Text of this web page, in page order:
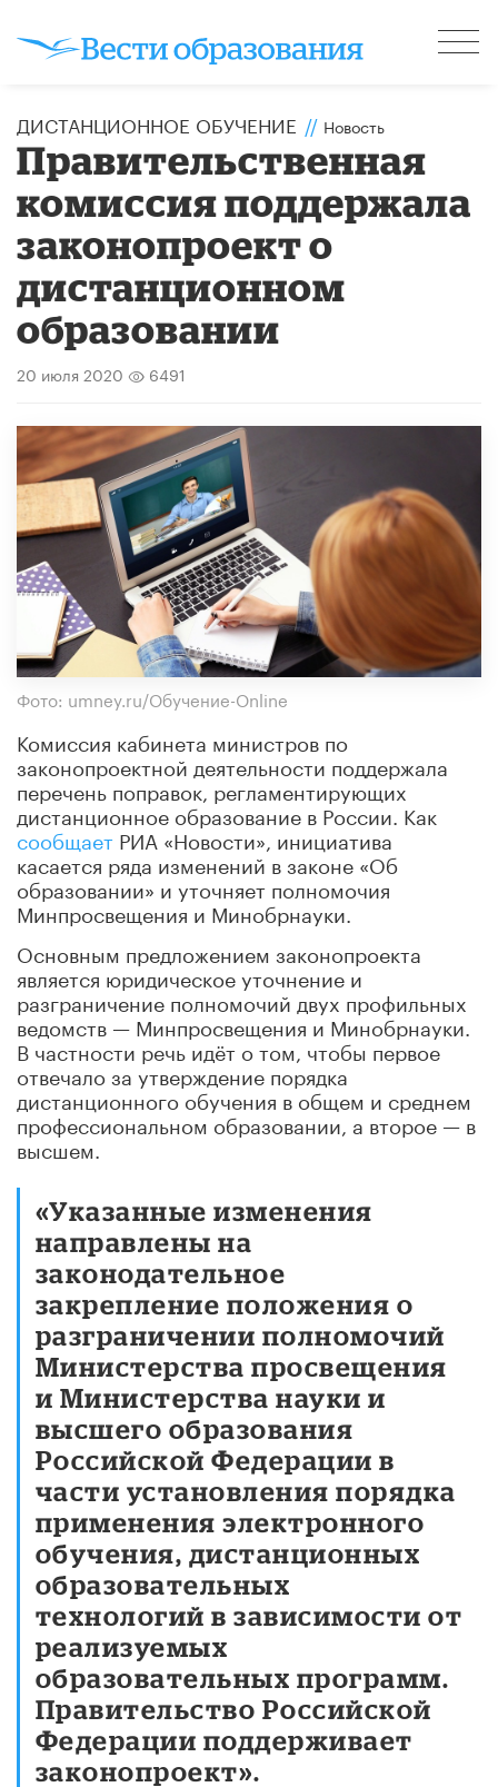
ДИСТАНЦИОННОЕ ОБУЧЕНИЕ // Новость
Правительственная
комиссия поддержала
законопроект о
дистанционном
образовании
20 июля 2020 6491
Фото: umney.ru/Обучение-Online
Комиссия кабинета министров по
законопроектной деятельности поддержала
перечень поправок, регламентирующих
дистанционное образование в России. Как
сообщает РИА «Новости», инициатива
касается ряда изменений в законе «Об
образовании» и уточняет полномочия
Минпросвещения и Минобрнауки.
Основным предложением законопроекта
является юридическое уточнение и
разграничение полномочий двух профильных
ведомств — Минпросвещения и Минобрнауки.
В частности речь идёт о том, чтобы первое
отвечало за утверждение порядка
дистанционного обучения в общем и среднем
профессиональном образовании, а второе — в
высшем.
«Указанные изменения
направлены на
законодательное
закрепление положения о
разграничении полномочий
Министерства просвещения
и Министерства науки и
высшего образования
Российской Федерации в
части установления порядка
применения электронного
обучения, дистанционных
образовательных
технологий в зависимости от
реализуемых
образовательных программ.
Правительство Российской
Федерации поддерживает
законопроект».